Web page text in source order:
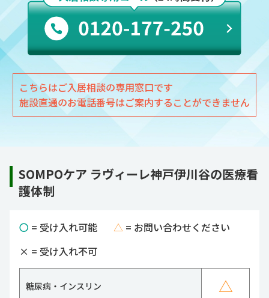
こちらはご入居相談の専用窓口です
施設直通のお電話番号はご案内することができません
SOMPOケア ラヴィーレ神戸伊川谷の医療看
護体制
〇 = 受け入れ可能 △ = お問い合わせください
× = 受け入れ不可
糖尿病・インスリン △